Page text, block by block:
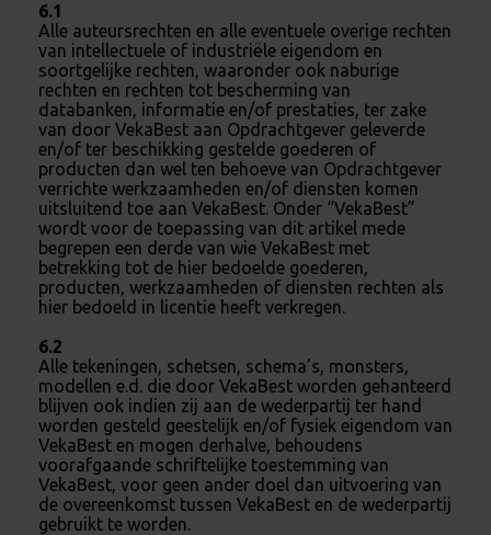
6.1
Alle auteursrechten en alle eventuele overige rechten
van intellectuele of industriële eigendom en
soortgelijke rechten, waaronder ook naburige
rechten en rechten tot bescherming van
databanken, informatie en/of prestaties, ter zake
van door VekaBest aan Opdrachtgever geleverde
en/of ter beschikking gestelde goederen of
producten dan wel ten behoeve van Opdrachtgever
verrichte werkzaamheden en/of diensten komen
uitsluitend toe aan VekaBest. Onder “VekaBest”
wordt voor de toepassing van dit artikel mede
begrepen een derde van wie VekaBest met
betrekking tot de hier bedoelde goederen,
producten, werkzaamheden of diensten rechten als
hier bedoeld in licentie heeft verkregen.
6.2
Alle tekeningen, schetsen, schema’s, monsters,
modellen e.d. die door VekaBest worden gehanteerd
blijven ook indien zij aan de wederpartij ter hand
worden gesteld geestelijk en/of fysiek eigendom van
VekaBest en mogen derhalve, behoudens
voorafgaande schriftelijke toestemming van
VekaBest, voor geen ander doel dan uitvoering van
de overeenkomst tussen VekaBest en de wederpartij
gebruikt te worden.